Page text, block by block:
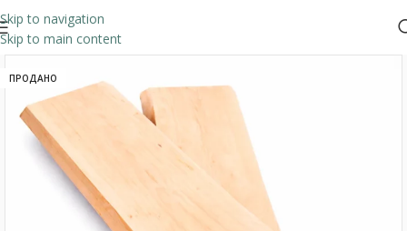
Skip to navigation
Skip to main content
ПРОДАНО